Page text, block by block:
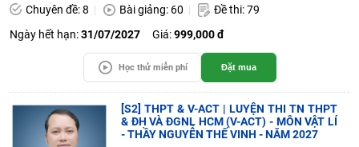
Chuyên đề: 8 Bài giảng: 60
Đề thi: 79
Ngày hết hạn:31/07/2027 Giá:999,000 đ
Học thử miễn phí Đặt mua
[S2] THPT & V-ACT | LUYỆN THI TN THPT
& ĐH VÀ ĐGNL HCM (V-ACT) - MÔN VẬT LÍ
- THẦY NGUYỄN THẾ VINH - NĂM 2027